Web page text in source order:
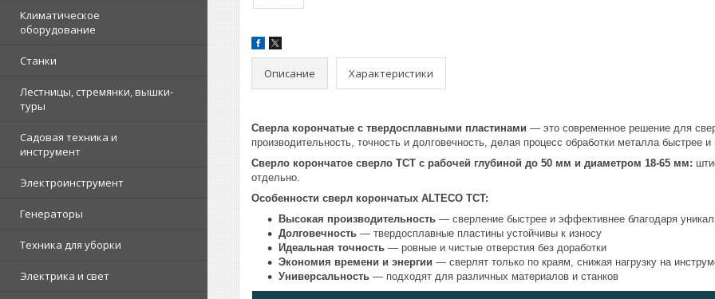
Климатическое
оборудование
Станки
Лестницы, стремянки, вышки-
туры
Садовая техника и
инструмент
Электроинструмент
Генераторы
Техника для уборки
Электрика и свет
Описание Характеристики
Сверла корончатые с твердосплавными пластинами — это современное решение для
производительность, точность и долговечность, делая процесс обработки металла быстрее
Сверло корончатое сверло TCT с рабочей глубиной до 50 мм и диаметром 18-65 мм:
отдельно.
Особенности сверл корончатых ALTECO TCT:
Высокая производительность — сверление быстрее и эффективнее благодаря
Долговечность — твердосплавные пластины устойчивы к износу
Идеальная точность — ровные и чистые отверстия без доработки
Экономия времени и энергии — сверлят только по краям, снижая нагрузку на
Универсальность — подходят для различных материалов и станков